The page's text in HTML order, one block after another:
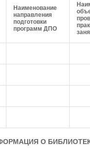
Наименование
направления
подготовки
программ ДПО
О